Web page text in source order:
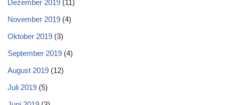
Dezember 2019 (11)
November 2019 (4)
Oktober 2019 (3)
September 2019 (4)
August 2019 (12)
Juli 2019 (5)